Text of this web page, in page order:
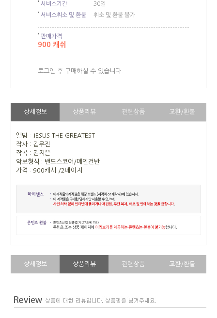
서비스기간
30일
서비스취소 및 환불
취소 및 환불 불가
판매가격
900 캐쉬
로그인 후 구매하실 수 있습니다.
상세정보 상품리뷰 관련상품 교환/환불
앨범 : JESUS THE GREATEST
작사 : 김우진
작곡 : 김지은
악보형식 : 밴드스코어/메인건반
가격 : 900캐시 /2페이지
상세정보 상품리뷰 관련상품 교환/환불